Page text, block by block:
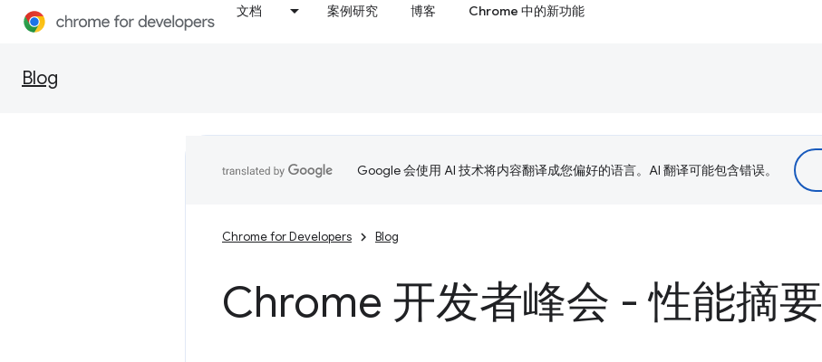
文档 案例研究 博客 Chrome 中的新功能
Blog
Google 会使用 AI 技术将内容翻译成您偏好的语言。AI 翻译可能包含错误。
Chrome for Developers Blog
Chrome 开发者峰会 - 性能摘要